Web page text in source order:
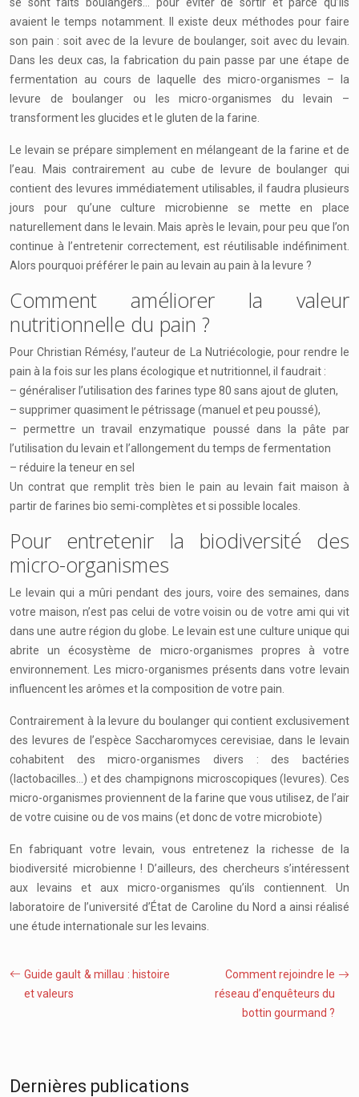
avaient le temps notamment. Il existe deux méthodes pour faire
son pain : soit avec de la levure de boulanger, soit avec du levain.
Dans les deux cas, la fabrication du pain passe par une étape de
fermentation au cours de laquelle des micro-organismes – la
levure de boulanger ou les micro-organismes du levain –
transforment les glucides et le gluten de la farine.
Le levain se prépare simplement en mélangeant de la farine et de
l’eau. Mais contrairement au cube de levure de boulanger qui
contient des levures immédiatement utilisables, il faudra plusieurs
jours pour qu’une culture microbienne se mette en place
naturellement dans le levain. Mais après le levain, pour peu que l’on
continue à l’entretenir correctement, est réutilisable indéfiniment.
Alors pourquoi préférer le pain au levain au pain à la levure ?
Comment améliorer la valeur
nutritionnelle du pain ?
Pour Christian Rémésy, l’auteur de La Nutriécologie, pour rendre le
pain à la fois sur les plans écologique et nutritionnel, il faudrait :
– généraliser l’utilisation des farines type 80 sans ajout de gluten,
– supprimer quasiment le pétrissage (manuel et peu poussé),
– permettre un travail enzymatique poussé dans la pâte par
l’utilisation du levain et l’allongement du temps de fermentation
– réduire la teneur en sel
Un contrat que remplit très bien le pain au levain fait maison à
partir de farines bio semi-complètes et si possible locales.
Pour entretenir la biodiversité des
micro-organismes
Le levain qui a mûri pendant des jours, voire des semaines, dans
votre maison, n’est pas celui de votre voisin ou de votre ami qui vit
dans une autre région du globe. Le levain est une culture unique qui
abrite un écosystème de micro-organismes propres à votre
environnement. Les micro-organismes présents dans votre levain
influencent les arômes et la composition de votre pain.
Contrairement à la levure du boulanger qui contient exclusivement
des levures de l’espèce Saccharomyces cerevisiae, dans le levain
cohabitent des micro-organismes divers : des bactéries
(lactobacilles…) et des champignons microscopiques (levures). Ces
micro-organismes proviennent de la farine que vous utilisez, de l’air
de votre cuisine ou de vos mains (et donc de votre microbiote)
En fabriquant votre levain, vous entretenez la richesse de la
biodiversité microbienne ! D’ailleurs, des chercheurs s’intéressent
aux levains et aux micro-organismes qu’ils contiennent. Un
laboratoire de l’université d’État de Caroline du Nord a ainsi réalisé
une étude internationale sur les levains.
Guide gault & millau : histoire
et valeurs
Comment rejoindre le
réseau d’enquêteurs du
bottin gourmand ?
Dernières publications